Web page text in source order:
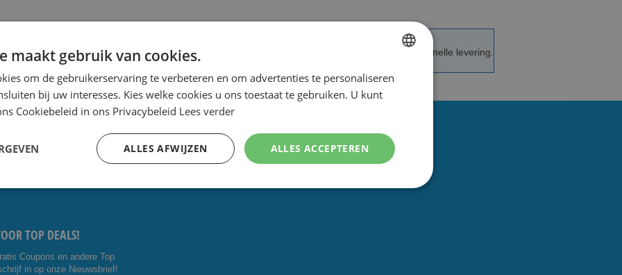
de scherpste prijs. Speciale Dag- en Weekaanbiedingen. Snelle levering.
ok
e
TOP DEALS!
Coupons en andere Top
in op onze Nieuwsbrief!
DUTCH
ENGLISH
maakt gebruik van cookies.
om de gebruikerservaring te verbeteren en om advertenties te personaliseren
bij uw interesses. Kies welke cookies u ons toestaat te gebruiken. U kunt
Cookiebeleid in ons Privacybeleid Lees verder
ALLES ACCEPTEREN
ALLES AFWIJZEN